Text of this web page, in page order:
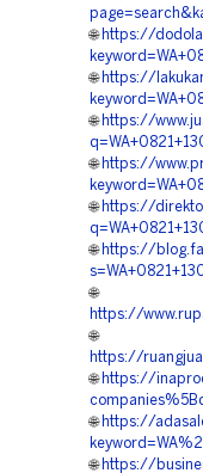
🌐 https://
🌐 https://
🌐 https://
🌐 https://
🌐 https://
🌐 https://
🌐
https://
🌐
https://
🌐 https://
🌐 https://
🌐 https://